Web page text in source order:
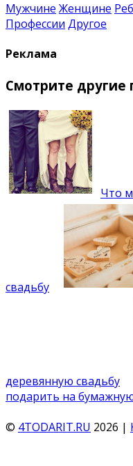
Мужчине Женщине
Профессии Другое
Реклама
Смотрите другие
Что
свадьбу
деревянную свадьбу
подарить на
© 4TODARIT.RU 2026 |